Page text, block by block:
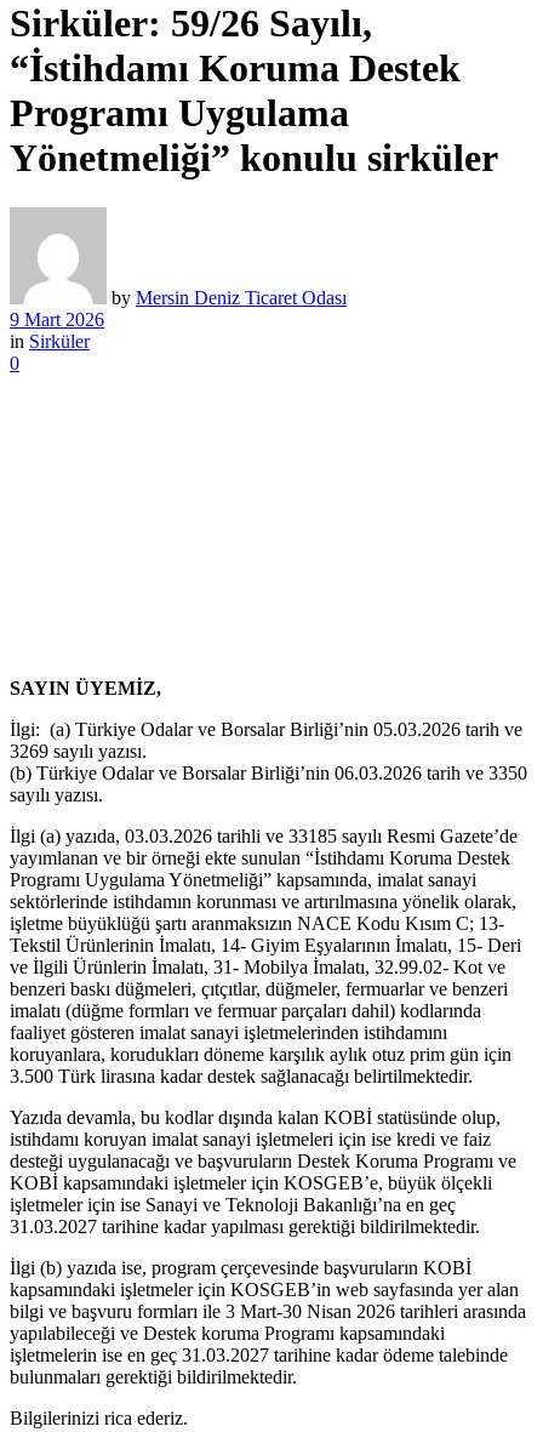
Sirküler: 59/26 Sayılı,
“İstihdamı Koruma Destek
Programı Uygulama
Yönetmeliği” konulu sirküler
by Mersin Deniz Ticaret Odası
9 Mart 2026
in Sirküler
0
SAYIN ÜYEMİZ,
İlgi: (a) Türkiye Odalar ve Borsalar Birliği’nin 05.03.2026 tarih ve
3269 sayılı yazısı.
(b) Türkiye Odalar ve Borsalar Birliği’nin 06.03.2026 tarih ve 3350
sayılı yazısı.
İlgi (a) yazıda, 03.03.2026 tarihli ve 33185 sayılı Resmi Gazete’de
yayımlanan ve bir örneği ekte sunulan “İstihdamı Koruma Destek
Programı Uygulama Yönetmeliği” kapsamında, imalat sanayi
sektörlerinde istihdamın korunması ve artırılmasına yönelik olarak,
işletme büyüklüğü şartı aranmaksızın NACE Kodu Kısım C; 13-
Tekstil Ürünlerinin İmalatı, 14- Giyim Eşyalarının İmalatı, 15- Deri
ve İlgili Ürünlerin İmalatı, 31- Mobilya İmalatı, 32.99.02- Kot ve
benzeri baskı düğmeleri, çıtçıtlar, düğmeler, fermuarlar ve benzeri
imalatı (düğme formları ve fermuar parçaları dahil) kodlarında
faaliyet gösteren imalat sanayi işletmelerinden istihdamını
koruyanlara, korudukları döneme karşılık aylık otuz prim gün için
3.500 Türk lirasına kadar destek sağlanacağı belirtilmektedir.
Yazıda devamla, bu kodlar dışında kalan KOBİ statüsünde olup,
istihdamı koruyan imalat sanayi işletmeleri için ise kredi ve faiz
desteği uygulanacağı ve başvuruların Destek Koruma Programı ve
KOBİ kapsamındaki işletmeler için KOSGEB’e, büyük ölçekli
işletmeler için ise Sanayi ve Teknoloji Bakanlığı’na en geç
31.03.2027 tarihine kadar yapılması gerektiği bildirilmektedir.
İlgi (b) yazıda ise, program çerçevesinde başvuruların KOBİ
kapsamındaki işletmeler için KOSGEB’in web sayfasında yer alan
bilgi ve başvuru formları ile 3 Mart-30 Nisan 2026 tarihleri arasında
yapılabileceği ve Destek koruma Programı kapsamındaki
işletmelerin ise en geç 31.03.2027 tarihine kadar ödeme talebinde
bulunmaları gerektiği bildirilmektedir.
Bilgilerinizi rica ederiz.